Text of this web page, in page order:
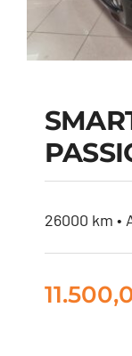
26000 km •